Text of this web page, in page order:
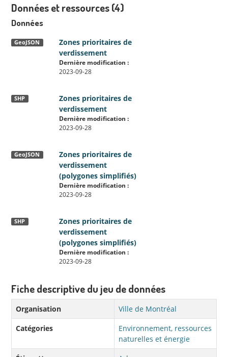
Données et ressources (4)
Données
Zones prioritaires de
verdissement
GeoJSON
Dernière modification :
2023-09-28
Zones prioritaires de
verdissement
SHP
Dernière modification :
2023-09-28
Zones prioritaires de
verdissement
(polygones simplifiés)
GeoJSON
Dernière modification :
2023-09-28
Zones prioritaires de
verdissement
(polygones simplifiés)
SHP
Dernière modification :
2023-09-28
Fiche descriptive du jeu de données
Organisation
Ville de Montréal
Catégories
Environnement, ressources
naturelles et énergie